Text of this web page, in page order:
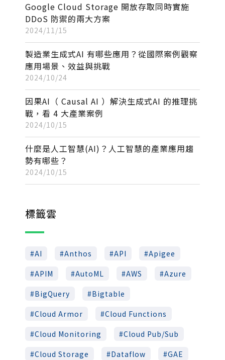
Google Cloud Storage 開放存取同時實施
DDoS 防禦的兩大方案
2024/11/15
製造業生成式AI 有哪些應用？從國際案例觀察
應用場景、效益與挑戰
2024/10/24
因果AI（ Causal AI ）解決生成式AI 的推理挑
戰，看 4 大產業案例
2024/10/15
什麼是人工智慧(AI)？人工智慧的產業應用趨
勢有哪些？
2024/10/15
標籤雲
AI Anthos API
Apigee
APIM
AutoML AWS
Azure
BigQuery
Bigtable
Cloud Armor
Cloud Functions
Cloud Monitoring
Cloud Pub/Sub
Cloud Storage
Dataflow
GAE